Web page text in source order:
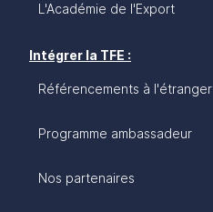
L'Académie de l'Export
Intégrer la TFE :
Référencements à l'étranger
Programme ambassadeur
Nos partenaires